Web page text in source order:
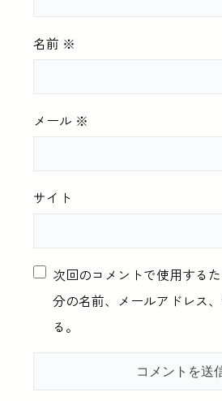
名前 ※
メール ※
サイト
次回のコメントで使用する
分の名前、メールアドレス
る。